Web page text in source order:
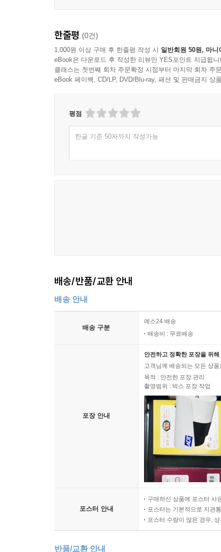
한줄평 (0건)
1,000원 이상 구매 후 한줄평 작성 시 일반회원 50원, 마니
eBook은 다운로드 후 작성한 리뷰만 YES포인트 지급됩니
클래스는 첫번째 회차 주문확정 시점부터 마지막 회차 주
eBook 페이백, CD/LP, DVD/Blu-ray, 패션 및 판매금지 상
평점
한글 기준 50자까지 작성가능
배송/반품/교환 안내
배송 안내
배송 구분
예스24 배송
배송비 : 무료배송
포장 안내
안전하고 정확한 포장을 위
고객님께 배송되는 모든 상
목적 : 안전한 포장 관리
촬영범위 : 박스 포장 작업
포스터 안내
구매하신 상품에 포스터 사
포스터는 기본적으로 지관
포스터 수량이 많은 경우,
반품/교환 안내